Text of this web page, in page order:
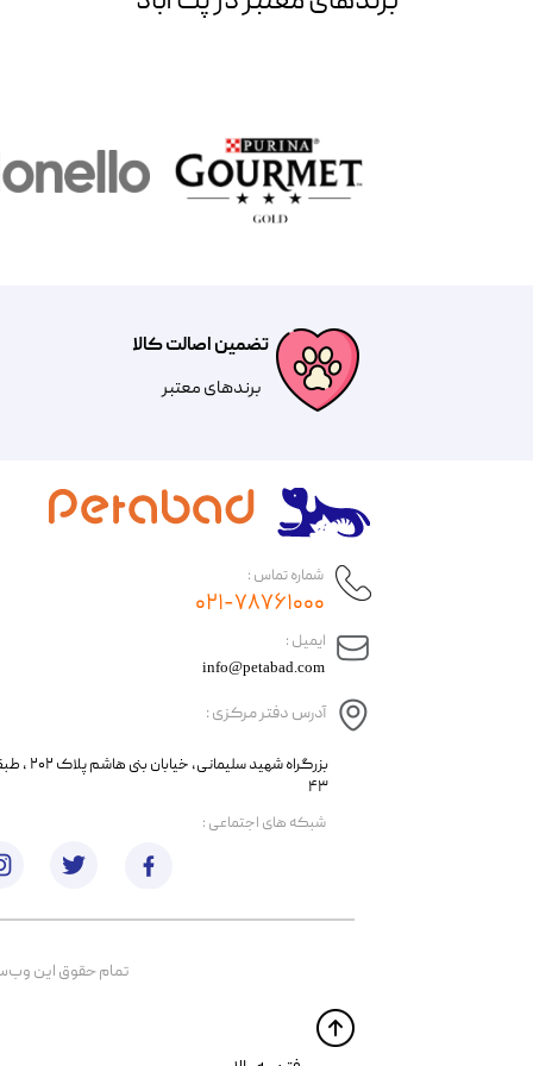
تضمین اصالت کالا
​​برندهای معتبر​​​​​​​
​ایمیل :
آدرس دفتر مرکزی :
info@petabad.com
​​بزرگراه شهید
۴۳
شماره تماس :
۰۲۱-۷۸۷۶۱۰۰۰
تمام حقوق اين
​شبکه های اجتماعی :